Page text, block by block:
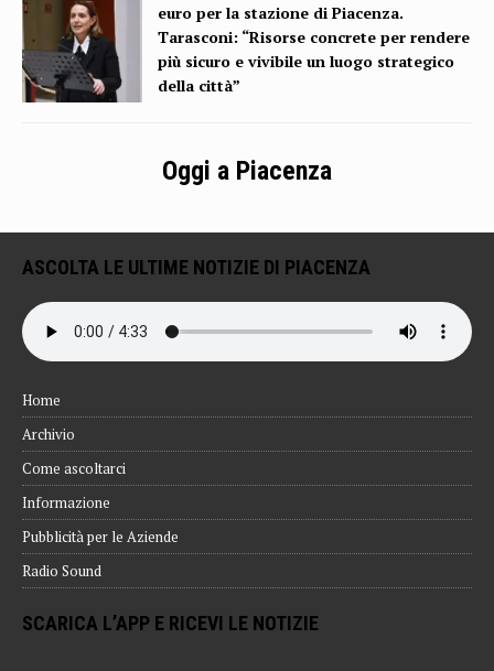
euro per la stazione di Piacenza.
Tarasconi: “Risorse concrete per rendere
più sicuro e vivibile un luogo strategico
della città”
Oggi a Piacenza
ASCOLTA LE ULTIME NOTIZIE DI PIACENZA
Home
Archivio
Come ascoltarci
Informazione
Pubblicità per le Aziende
Radio Sound
SCARICA L’APP E RICEVI LE NOTIZIE